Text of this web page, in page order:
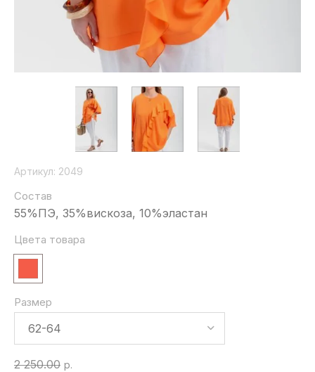
Артикул: 2049
Состав
55%ПЭ, 35%вискоза, 10%эластан
Цвета товара
Размер
2 250.00 р.